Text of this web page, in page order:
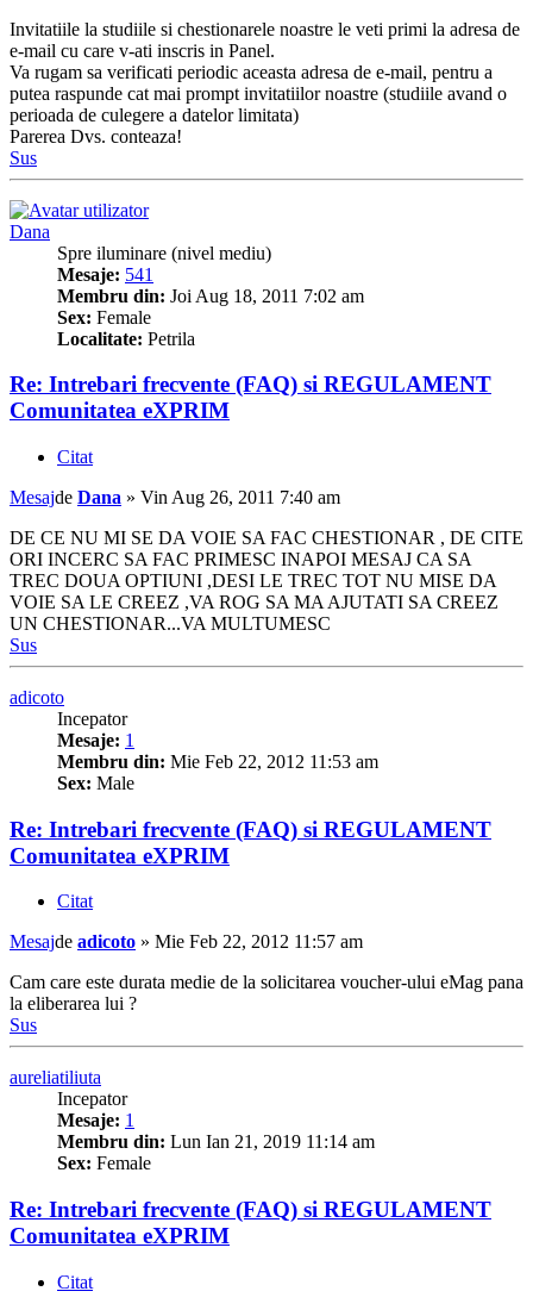
Invitatiile la studiile si chestionarele noastre le veti primi la adresa de
e-mail cu care v-ati inscris in Panel.
Va rugam sa verificati periodic aceasta adresa de e-mail, pentru a
putea raspunde cat mai prompt invitatiilor noastre (studiile avand o
perioada de culegere a datelor limitata)
Parerea Dvs. conteaza!
Sus
Dana
Spre iluminare (nivel mediu)
Mesaje: 541
Membru din: Joi Aug 18, 2011 7:02 am
Sex: Female
Localitate: Petrila
Re: Intrebari frecvente (FAQ) si REGULAMENT
Comunitatea eXPRIM
Citat
Mesajde Dana » Vin Aug 26, 2011 7:40 am
DE CE NU MI SE DA VOIE SA FAC CHESTIONAR , DE CITE
ORI INCERC SA FAC PRIMESC INAPOI MESAJ CA SA
TREC DOUA OPTIUNI ,DESI LE TREC TOT NU MISE DA
VOIE SA LE CREEZ ,VA ROG SA MA AJUTATI SA CREEZ
UN CHESTIONAR...VA MULTUMESC
Sus
adicoto
Incepator
Mesaje: 1
Membru din: Mie Feb 22, 2012 11:53 am
Sex: Male
Re: Intrebari frecvente (FAQ) si REGULAMENT
Comunitatea eXPRIM
Citat
Mesajde adicoto » Mie Feb 22, 2012 11:57 am
Cam care este durata medie de la solicitarea voucher-ului eMag pana
la eliberarea lui ?
Sus
aureliatiliuta
Incepator
Mesaje: 1
Membru din: Lun Ian 21, 2019 11:14 am
Sex: Female
Re: Intrebari frecvente (FAQ) si REGULAMENT
Comunitatea eXPRIM
Citat